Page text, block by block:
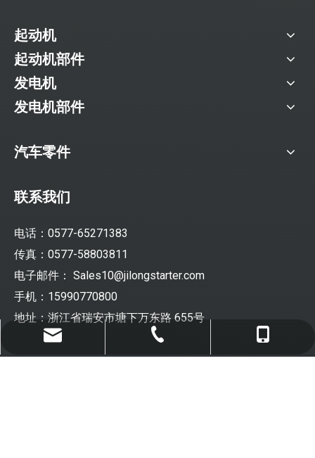
Sales10@jilongstarter.com
0577-65271383
15990770800
起动机
起动机部件
发电机
发电机部件
汽车零件
联系我们
电话：0577-65271383
传真：0577-58803811
电子邮件： Sales10@jilongstarter.com
手机：15990770800
地址：浙江省瑞安市塘下万东路 655号